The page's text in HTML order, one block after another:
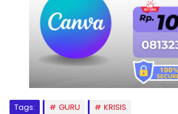
Tags: GURU KRISIS